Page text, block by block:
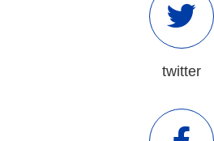
twitter